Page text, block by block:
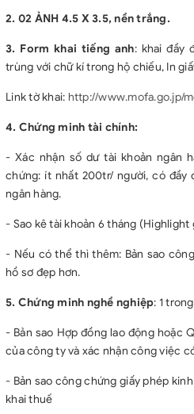
2. 02 ẢNH 4.5 X 3.5, nền trắng.
3. Form khai tiếng anh: khai đầy
trùng với chữ kí trong hộ chiếu, In
Link tờ khai: http://www.mofa.go.jp/
4. Chứng minh tài chính:
- Xác nhận số dư tài khoản ngân
chứng: ít nhất 200tr/ người, có đầy
ngân hàng.
- Sao kê tài khoản 6 tháng
- Nếu có thể thì thêm: Bản sao
hồ sơ đẹp hơn.
5. Chứng minh nghề nghiệp: 1
- Bản sao Hợp đồng lao động hoặc
của công ty và xác nhận công việc
- Bản sao công chứng giấy phép
khai thuế